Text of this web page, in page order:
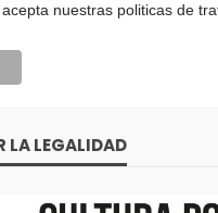
nuestras politicas de
LA LEGALIDAD